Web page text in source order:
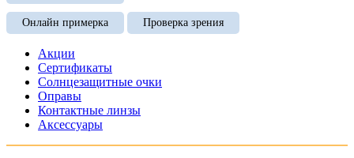
Онлайн примерка Проверка зрения
Акции
Сертификаты
Солнцезащитные очки
Оправы
Контактные линзы
Аксессуары